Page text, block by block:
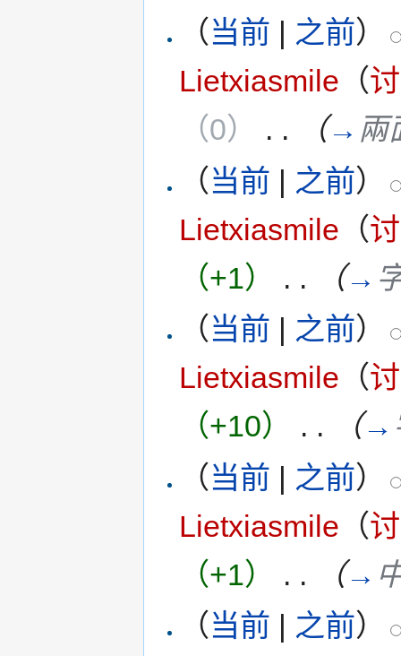
（ 当前 之前）
Lietxiasmile （
（0）
. . （→ 兩
（当前 | 之前）
Lietxiasmile （
（+1）
. . （→
（当前 | 之前）
Lietxiasmile （
（+10）
. . （→
（当前 | 之前）
Lietxiasmile （
（+1）
. . （→
（当前 | 之前）